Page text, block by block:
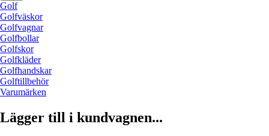
Golf
Golfväskor
Golfvagnar
Golfbollar
Golfskor
Golfkläder
Golfhandskar
Golftillbehör
Varumärken
Lägger till i kundvagnen...